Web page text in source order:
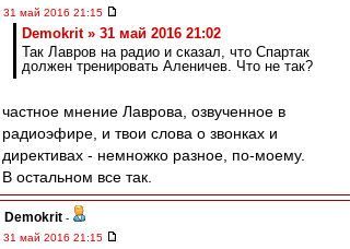
31 май 2016 21:15
Demokrit » 31 май 2016 21:02
Так Лавров на радио и сказал, что Спартак
должен тренировать Аленичев. Что не так?
частное мнение Лаврова, озвученное в
радиоэфире, и твои слова о звонках и
директивах - немножко разное, по-моему.
В остальном все так.
Demokrit -
31 май 2016 21:15